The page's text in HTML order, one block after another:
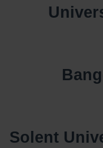
Solent